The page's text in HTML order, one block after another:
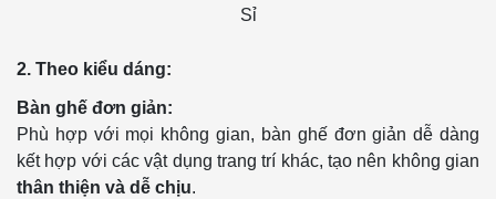
Sỉ
2. Theo kiểu dáng:
Bàn ghế đơn giản:
Phù hợp với mọi không gian, bàn ghế đơn giản dễ dàng
kết hợp với các vật dụng trang trí khác, tạo nên không gian
thân thiện và dễ chịu.